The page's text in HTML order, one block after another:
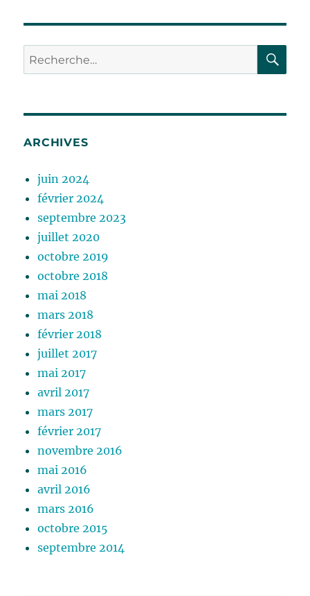
Recherche
pour :
ARCHIVES
juin 2024
février 2024
septembre 2023
juillet 2020
octobre 2019
octobre 2018
mai 2018
mars 2018
février 2018
juillet 2017
mai 2017
avril 2017
mars 2017
février 2017
novembre 2016
mai 2016
avril 2016
mars 2016
octobre 2015
septembre 2014